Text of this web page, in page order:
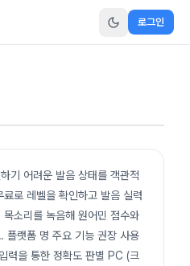
로그인
기 어려운 발음 상태를 객관적
로 레벨을 확인하고 발음 실력
소리를 녹음해 원어민 점수와
플랫폼 명 주요 기능 권장 사용
을 통한 정확도 판별 PC (크